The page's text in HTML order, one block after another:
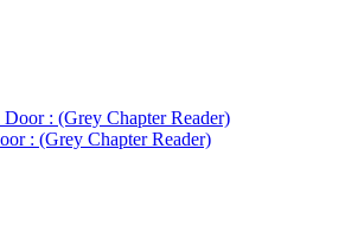
: (Grey Chapter Reader)